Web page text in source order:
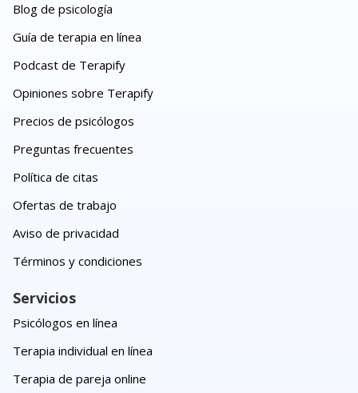
Blog de psicología
Guía de terapia en línea
Podcast de Terapify
Opiniones sobre Terapify
Precios de psicólogos
Preguntas frecuentes
Política de citas
Ofertas de trabajo
Aviso de privacidad
Términos y condiciones
Servicios
Psicólogos en línea
Terapia individual en línea
Terapia de pareja online